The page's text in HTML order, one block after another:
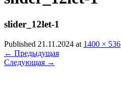
slider_12let-1
Published 21.11.2024 at 1400 × 536
← Предыдущая
Следующая →